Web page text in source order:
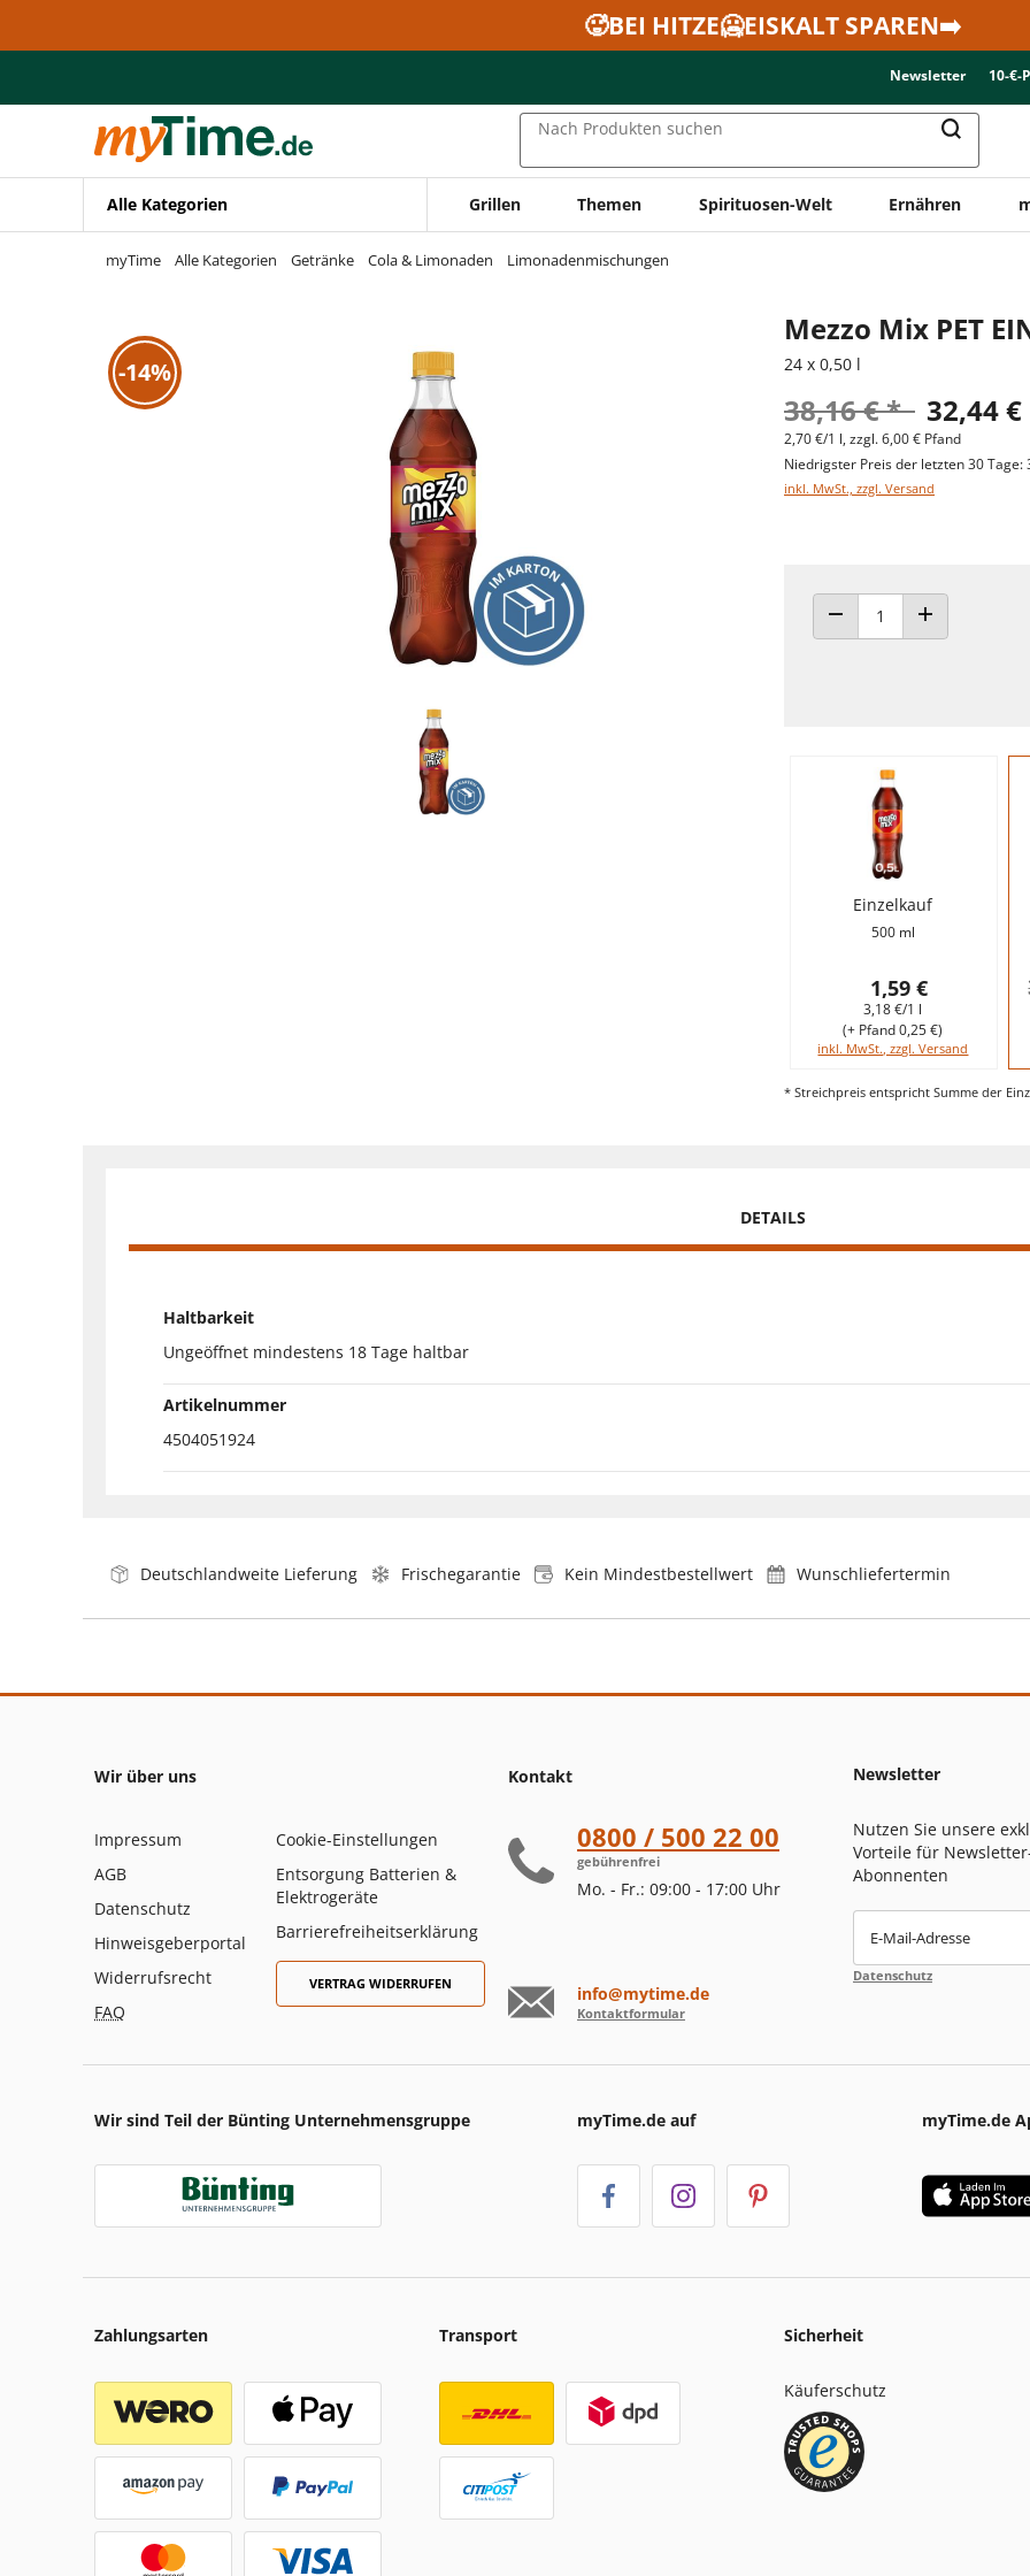
Zur Navigation springen
🥵BEI HITZE🥶EISKALT SPAREN➡️
Newsletter 10-€-
Nach Produkten suchen
Alle Kategorien Grillen Themen Spirituosen-Welt Ernähren
myTime Alle Kategorien Getränke Cola & Limonaden Limonadenmischungen
-14%
Mezzo Mix PET
24 x 0,50 l
38,16 € * 32,44 €
2,70 €/1 l, zzgl. 6,00 € Pfand
Niedrigster Preis der letzten 30 Tage:
inkl. MwSt., zzgl. Versand
ANZAHL VERRINGERNANZAHL ERHÖHEN
Einzelkauf
500 ml
1,59 €
3,18 €/1 l
inkl. MwSt., zzgl. Versand
(+ Pfand 0,25 €)
* Streichpreis entspricht Summe der
DETAILS
Haltbarkeit
Ungeöffnet mindestens 18 Tage haltbar
Artikelnummer
4504051924
Deutschlandweite Lieferung Frischegarantie Kein Mindestbestellwert Wunschliefertermin
Wir über uns
Impressum
AGB
Datenschutz
Hinweisgeberportal
Widerrufsrecht
FAQ
Cookie-Einstellungen
Entsorgung Batterien &
Elektrogeräte
Barrierefreiheitserklärung
VERTRAG WIDERRUFEN
Kontakt
0800 / 500 22 00
gebührenfrei
Mo. - Fr.: 09:00 - 17:00 Uhr
info@mytime.de
Kontaktformular
Newsletter
Nutzen Sie unsere
Vorteile für
Abonnenten
E-Mail-Adresse
Datenschutz
Wir sind Teil der Bünting Unternehmensgruppe myTime.de auf myTime.de
Zahlungsarten Transport Sicherheit
Käuferschutz